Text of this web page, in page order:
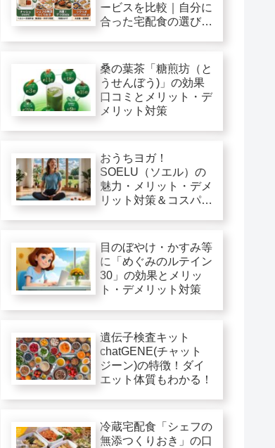
ービスを比較｜自分に
合った宅配食の選び
桑の葉茶「糖煎坊（と
うせんぼう)」の効果
口コミとメリット・デ
メリット対策
おうちヨガ！
SOELU（ソエル）の
魅力・メリット・デメ
リット対策＆コスパ徹
目のぼやけ・かすみ等
に「めぐみのルテイン
30」の効果とメリッ
ト・デメリット対策
遺伝子検査キット
chatGENE(チャット
ジーン)の特徴！ダイ
エット体質もわかる！
冷蔵宅配食「シェフの
無添つくりおき」の口